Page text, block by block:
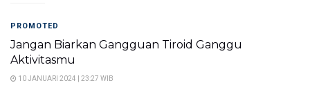
PROMOTED
Jangan Biarkan Gangguan Tiroid Ganggu
Aktivitasmu
10 JANUARI 2024 | 23:27 WIB